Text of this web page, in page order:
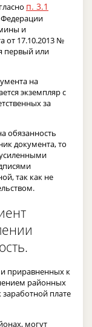
п. 3.1
и
от 17.10.2013 №
первый или
на
экземпляр с
за
обязанность
документа, то
так как не
приравненных к
районных
плате
могут